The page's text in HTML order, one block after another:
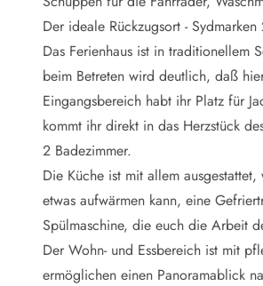
Gutschein
Frühbucher
Mietbedingungen
Reiseführer Dänemark
Tipps für Urlaub in Dänemark
Wetter in Dänemark
Saisonzeiten
Badesicherheit im Meer
Naturschutz
Webcam Dänemark
Ferienhauskatalog
Fotowettbewerb
Der ideale Rückzugsort - Sydmarken
Das Ferienhaus ist in traditionellem
beim Betreten wird deutlich, daß
Eingangsbereich habt ihr Platz für
kommt ihr direkt in das Herzstück
2 Badezimmer.
Die Küche ist mit allem
etwas aufwärmen kann, eine
Spülmaschine, die euch die Arbeit
Der Wohn- und Essbereich ist mit
ermöglichen einen Panoramablick